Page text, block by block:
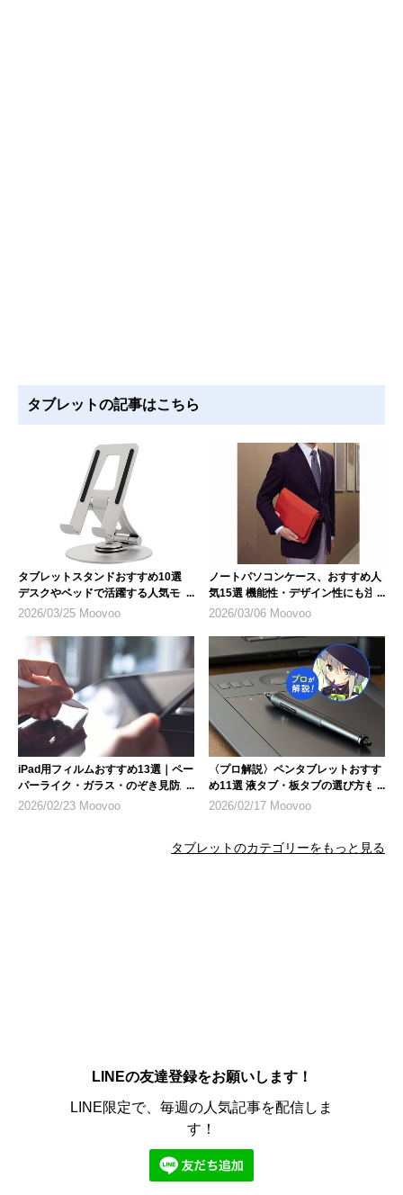
タブレットの記事はこちら
タブレットスタンドおすすめ10選
デスクやベッドで活躍する人気モデ
ル
2026/03/25 Moovoo
ノートパソコンケース、おすすめ人
気15選 機能性・デザイン性にも注
目
2026/03/06 Moovoo
iPad用フィルムおすすめ13選｜ペー
パーライク・ガラス・のぞき見防止
など人気製品を紹介
2026/02/23 Moovoo
〈プロ解説〉ペンタブレットおすす
め11選 液タブ・板タブの選び方も
詳しく
2026/02/17 Moovoo
タブレットのカテゴリーをもっと見る
LINEの友達登録をお願いします！
LINE限定で、毎週の人気記事を配信しま
す！